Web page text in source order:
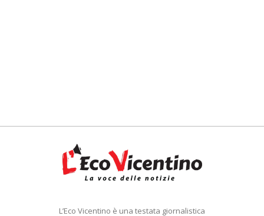
L’Eco Vicentino è una testata giornalistica